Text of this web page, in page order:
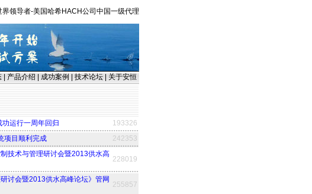
界领导者-美国哈希HACH公司中国一级代理
产品介绍 成功案例 技术论坛
关于安恒
运行一周年回归
193326
项目顺利完成 242353
技术与管理研讨会暨2013供水高
228019
讨会暨2013供水高峰论坛》管网
255857